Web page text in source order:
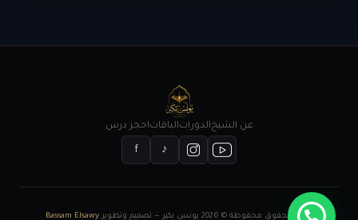
عن الشيخالدوراتالباقاتاحجز درس
♪
f
جميع الحقوق محفوظة © 2026 يونس بكير — تصميم وتطوير Bassam Elsawy